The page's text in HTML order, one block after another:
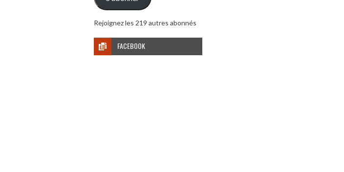
Rejoignez les 219 autres abonnés
FACEBOOK